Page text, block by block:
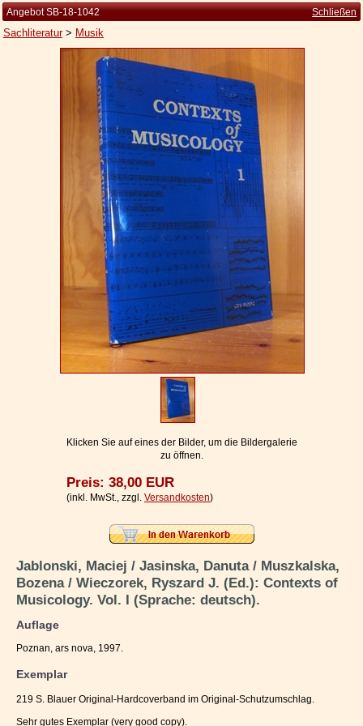
Kleine Kulturgeschichte
Die Brockhaus Auflagen
Die Meyer Auflagen
Zu den Angeboten
Widerrufsbelehrung
Geschäftsbedingungen
Datenschutzerklärung
Ihr Warenkorb
Angebot SB-18-1042 Schließen
Sachliteratur> Musik
Klicken Sie auf eines der Bilder, um die Bildergalerie
zu öffnen.
Preis: 38,00 EUR
(inkl. MwSt., zzgl. Versandkosten)
Jablonski, Maciej / Jasinska, Danuta / Muszkalska,
Bozena / Wieczorek, Ryszard J. (Ed.): Contexts of
Musicology. Vol. I (Sprache: deutsch).
Auflage
Poznan, ars nova, 1997.
Exemplar
219 S. Blauer Original-Hardcoverband im Original-Schutzumschlag.
Sehr gutes Exemplar (very good copy).